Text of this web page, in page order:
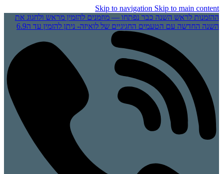
Skip to navigation Skip to main content
ההזמנות לראש השנה כבר נפתחו — מוזמנים להזמין מראש ולחגוג את
השנה החדשה עם הטעמים החגיגיים של לואיזה- ניתן להזמין עד ה6.9